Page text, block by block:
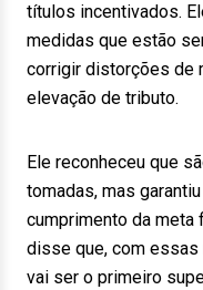
títulos incentivados.
medidas que estão
corrigir distorções de
elevação de tributo.
Ele reconheceu que
tomadas, mas
cumprimento da meta
disse que, com essas
vai ser o primeiro